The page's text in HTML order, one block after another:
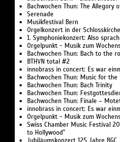
Bachwochen Thun: The Allegory
Serenade
Musikfestival Bern
Orgelkonzert in der Schlosskirche
1. Symphoniekonzert: Also
Orgelpunkt - Musik zum
Bachwochen Thun: Bach to the
BTHVN total #2
innobrass in concert: Es war
Bachwochen Thun: Music for the
Bachwochen Thun: Bach Trinity
Bachwochen Thun:
Bachwochen Thun: Finale –
innobrass in concert: Es war
Orgelpunkt - Musik zum
Swiss Chamber Music Festival
to Hollywood"